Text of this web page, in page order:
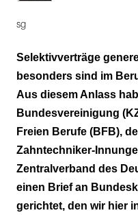
sg
Selektivverträge
besonders sind im
Aus diesem Anlass
Bundesvereinigung
Freien Berufe (BFB),
Zahntechniker-
Zentralverband des
einen Brief an
gerichtet, den wir hier